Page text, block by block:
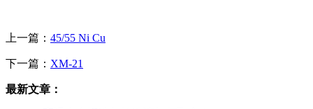
上一篇： 45/55 Ni Cu
下一篇： XM-21
最新文章：